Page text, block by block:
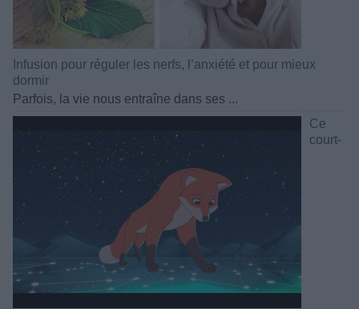
Infusion pour réguler les nerfs, l’anxiété et pour mieux
dormir
Parfois, la vie nous entraîne dans ses ...
Ce
court-